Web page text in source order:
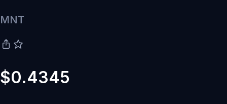
MNT
$0.4345